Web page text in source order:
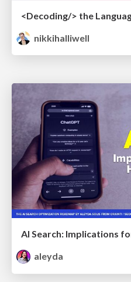
nikkihalliwell
aleyda